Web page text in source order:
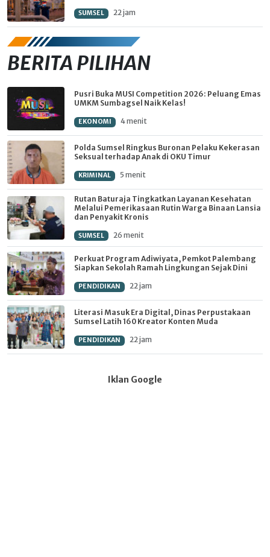
SUMSEL 22 jam
BERITA PILIHAN
Pusri Buka MUSI Competition 2026: Peluang Emas
UMKM Sumbagsel Naik Kelas!
EKONOMI 4 menit
Polda Sumsel Ringkus Buronan Pelaku Kekerasan
Seksual terhadap Anak di OKU Timur
KRIMINAL 5 menit
Rutan Baturaja Tingkatkan Layanan Kesehatan
Melalui Pemerikasaan Rutin Warga Binaan Lansia
dan Penyakit Kronis
SUMSEL 26 menit
Perkuat Program Adiwiyata, Pemkot Palembang
Siapkan Sekolah Ramah Lingkungan Sejak Dini
PENDIDIKAN 22 jam
Literasi Masuk Era Digital, Dinas Perpustakaan
Sumsel Latih 160 Kreator Konten Muda
PENDIDIKAN 22 jam
Iklan Google